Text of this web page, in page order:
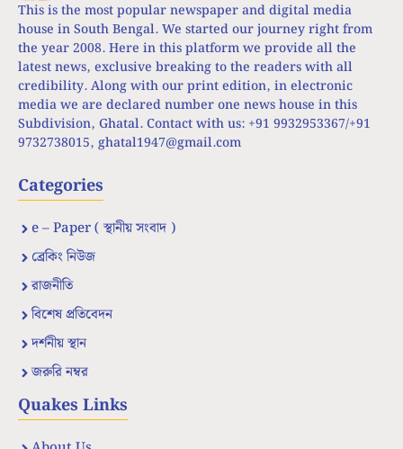
This is the most popular newspaper and digital media
house in South Bengal. We started our journey right from
the year 2008. Here in this platform we provide all the
latest news, exclusive breaking to the readers with all
credibility. Along with our print edition, in electronic
media we are declared number one news house in this
Subdivision, Ghatal. Contact with us: +91 9932953367/+91
9732738015, ghatal1947@gmail.com
Categories
e – Paper ( স্থানীয় সংবাদ )
ব্রেকিং নিউজ
রাজনীতি
বিশেষ প্রতিবেদন
দর্শনীয় স্থান
জরুরি নম্বর
Quakes Links